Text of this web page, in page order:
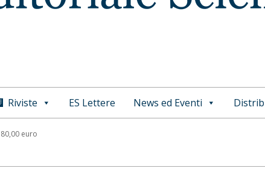
Primary
Riviste ES Lettere News ed Eventi
euro